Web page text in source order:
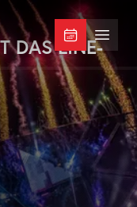
Menü
DAS LINE-